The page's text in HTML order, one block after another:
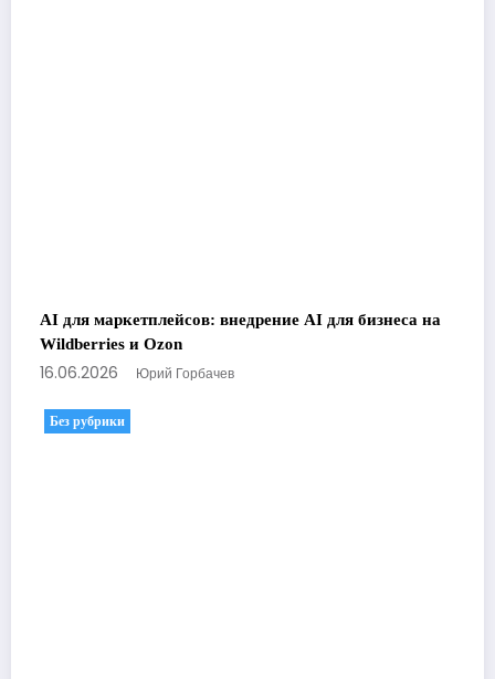
AI для маркетплейсов: внедрение AI для бизнеса на
Wildberries и Ozon
16.06.2026 Юрий Горбачев
Без рубрики